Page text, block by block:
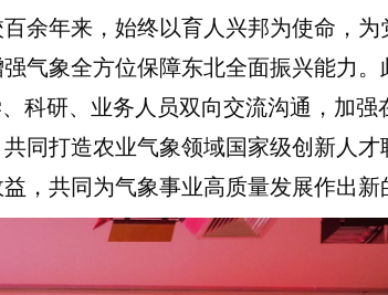
年来，始终以育人兴邦为使命，为
气象全方位保障东北全面振兴能力
科研、业务人员双向交流沟通，加
同打造农业气象领域国家级创新人
，共同为气象事业高质量发展作出新